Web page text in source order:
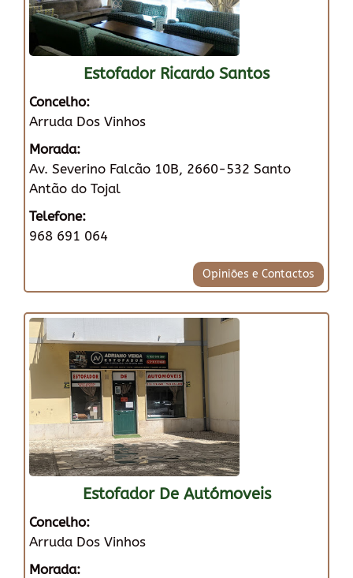
Estofador Ricardo Santos
Concelho:
Arruda Dos Vinhos
Morada:
Av. Severino Falcão 10B, 2660-532 Santo
Antão do Tojal
Telefone:
968 691 064
Opiniões e Contactos
Estofador De Autómoveis
Concelho:
Arruda Dos Vinhos
Morada: